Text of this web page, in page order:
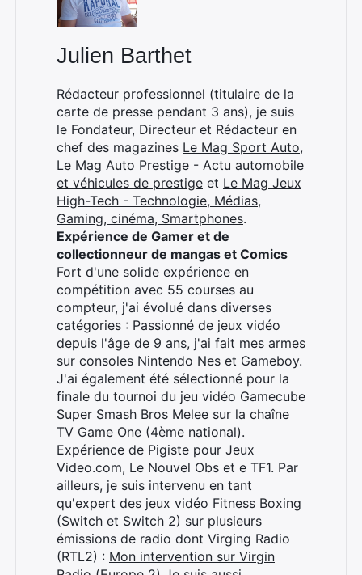
Julien Barthet
Rédacteur professionnel (titulaire de la
carte de presse pendant 3 ans), je suis
le Fondateur, Directeur et Rédacteur en
chef des magazines Le Mag Sport Auto,
Le Mag Auto Prestige - Actu automobile
et véhicules de prestige et Le Mag Jeux
High-Tech - Technologie, Médias,
Gaming, cinéma, Smartphones.
Expérience de Gamer et de
collectionneur de mangas et Comics
Fort d'une solide expérience en
compétition avec 55 courses au
compteur, j'ai évolué dans diverses
catégories : Passionné de jeux vidéo
depuis l'âge de 9 ans, j'ai fait mes armes
sur consoles Nintendo Nes et Gameboy.
J'ai également été sélectionné pour la
finale du tournoi du jeu vidéo Gamecube
Super Smash Bros Melee sur la chaîne
TV Game One (4ème national).
Expérience de Pigiste pour Jeux
Video.com, Le Nouvel Obs et e TF1. Par
ailleurs, je suis intervenu en tant
qu'expert des jeux vidéo Fitness Boxing
(Switch et Switch 2) sur plusieurs
émissions de radio dont Virging Radio
(RTL2) : Mon intervention sur Virgin